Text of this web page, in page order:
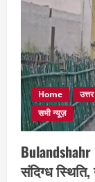
Home
सभी न्यूज़
Bulandshahr
संदिग्ध